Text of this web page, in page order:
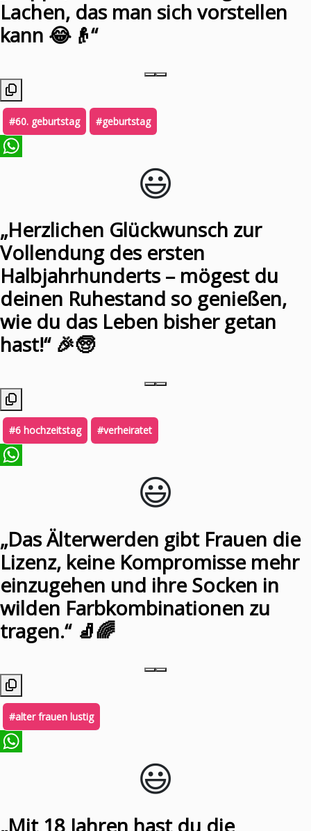
Lachen, das man sich vorstellen
kann 😂👴“
#60. geburtstag #geburtstag
😃️
„Herzlichen Glückwunsch zur
Vollendung des ersten
Halbjahrhunderts – mögest du
deinen Ruhestand so genießen,
wie du das Leben bisher getan
hast!“ 🎉🧓
#6 hochzeitstag #verheiratet
😃️
„Das Älterwerden gibt Frauen die
Lizenz, keine Kompromisse mehr
einzugehen und ihre Socken in
wilden Farbkombinationen zu
tragen.“ 🧦🌈
#alter frauen lustig
😃️
„Mit 18 Jahren hast du die